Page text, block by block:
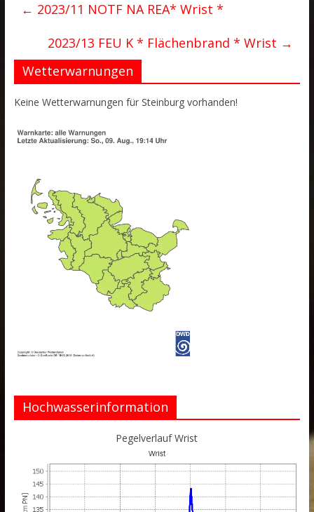
← 2023/11 NOTF NA REA* Wrist *
2023/13 FEU K * Flächenbrand * Wrist →
Wetterwarnungen
Keine Wetterwarnungen für Steinburg vorhanden!
Hochwasserinformation
Pegelverlauf Wrist